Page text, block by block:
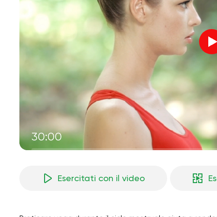
30:00
Esercitati con il video